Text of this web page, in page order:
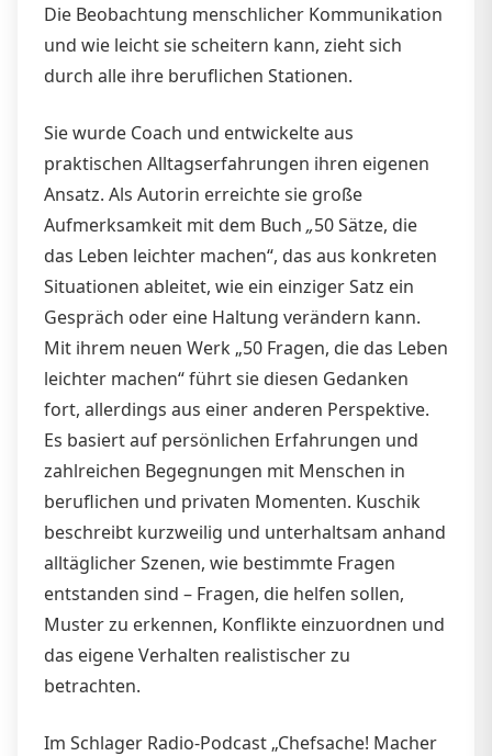
Die Beobachtung menschlicher Kommunikation
und wie leicht sie scheitern kann, zieht sich
durch alle ihre beruflichen Stationen.
Sie wurde Coach und entwickelte aus
praktischen Alltagserfahrungen ihren eigenen
Ansatz. Als Autorin erreichte sie große
Aufmerksamkeit mit dem Buch „50 Sätze, die
das Leben leichter machen“, das aus konkreten
Situationen ableitet, wie ein einziger Satz ein
Gespräch oder eine Haltung verändern kann.
Mit ihrem neuen Werk „50 Fragen, die das Leben
leichter machen“ führt sie diesen Gedanken
fort, allerdings aus einer anderen Perspektive.
Es basiert auf persönlichen Erfahrungen und
zahlreichen Begegnungen mit Menschen in
beruflichen und privaten Momenten. Kuschik
beschreibt kurzweilig und unterhaltsam anhand
alltäglicher Szenen, wie bestimmte Fragen
entstanden sind – Fragen, die helfen sollen,
Muster zu erkennen, Konflikte einzuordnen und
das eigene Verhalten realistischer zu
betrachten.
Im Schlager Radio-Podcast „Chefsache! Macher